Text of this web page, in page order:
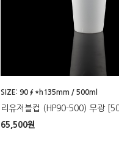
SIZE: 90∮*h135mm / 500ml
리유저블컵 (HP90-500) 무광
65,500원